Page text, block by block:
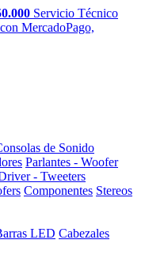
Servicio Técnico
MercadoPago,
de Sonido
Parlantes - Woofer
- Tweeters
Componentes Stereos
LED Cabezales